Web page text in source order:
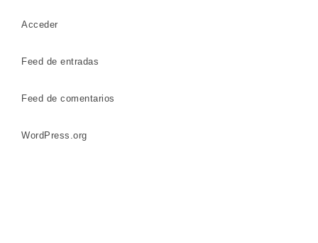
Acceder
Feed de entradas
Feed de comentarios
WordPress.org